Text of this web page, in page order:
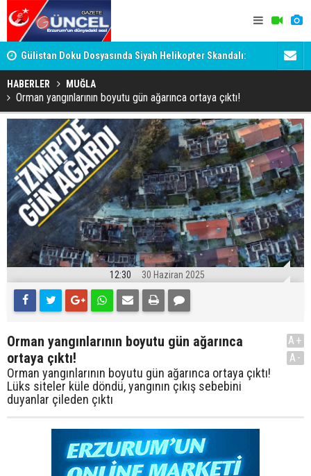
Gülistan Doku Dosyasında Siyah Helikopter Skandalı:
Tutuklanan 'Hayırsever', Valiyi Geçemedi!
Ömer
HABERLER MUĞLA
Orman yangınlarının boyutu gün ağarınca ortaya çıktı!
12:30 30 Haziran 2025
Orman yangınlarının boyutu gün ağarınca
ortaya çıktı!
Orman yangınlarının boyutu gün ağarınca ortaya çıktı!
Lüks siteler küle döndü, yangının çıkış sebebini
duyanlar çileden çıktı
A+
A-